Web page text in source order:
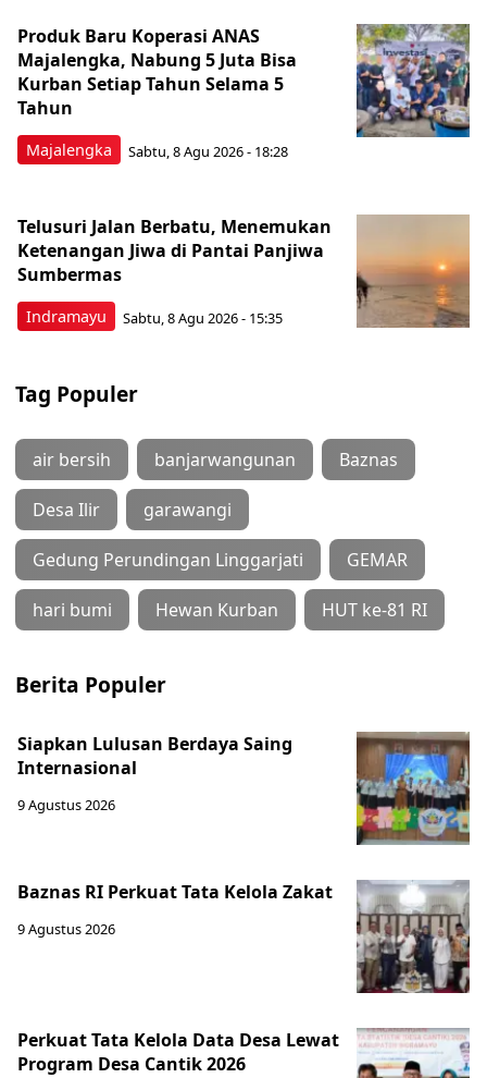
Majalengka
Produk Baru Koperasi ANAS
Majalengka, Nabung 5 Juta Bisa
Kurban Setiap Tahun Selama 5
Tahun
Sabtu, 8 Agu 2026 - 18:28
Indramayu
Telusuri Jalan Berbatu, Menemukan
Ketenangan Jiwa di Pantai Panjiwa
Sumbermas
Sabtu, 8 Agu 2026 - 15:35
Tag Populer
air bersih banjarwangunan Baznas
Desa Ilir garawangi
Gedung Perundingan Linggarjati GEMAR
hari bumi Hewan Kurban HUT ke-81 RI
Berita Populer
Siapkan Lulusan Berdaya Saing
Internasional
9 Agustus 2026
Baznas RI Perkuat Tata Kelola Zakat
9 Agustus 2026
Perkuat Tata Kelola Data Desa Lewat
Program Desa Cantik 2026